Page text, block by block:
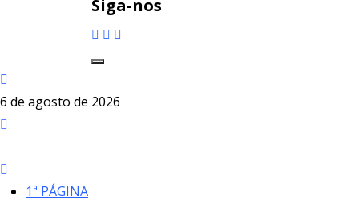
Siga-nos
6 de agosto de 2026
1ª PÁGINA